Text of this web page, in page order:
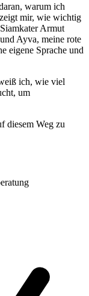
warum ich
mir, wie wichtig
Armut
Ayva, meine rote
eigene Sprache und
ich, wie viel
um
diesem Weg zu